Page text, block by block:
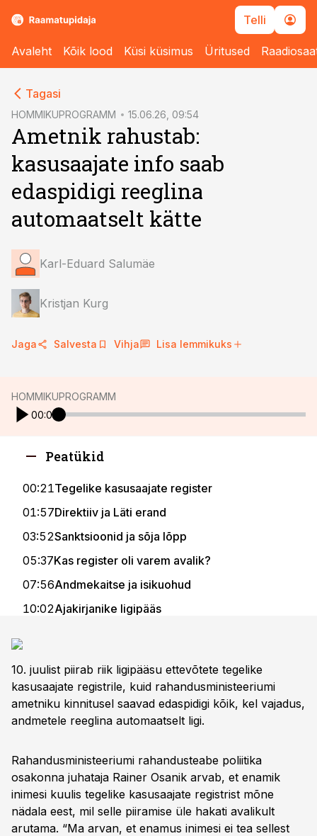
Telli
Avaleht Kõik lood Küsi küsimus Üritused
Tagasi
HOMMIKUPROGRAMM 15.06.26, 09:54
Ametnik rahustab:
kasusaajate info saab
edaspidigi reeglina
automaatselt kätte
Karl-Eduard Salumäe
Kristjan Kurg
Jaga Salvesta Vihja Lisa lemmikuks
HOMMIKUPROGRAMM
00:00
Peatükid
00:21Tegelike kasusaajate register
01:57Direktiiv ja Läti erand
03:52Sanktsioonid ja sõja lõpp
05:37Kas register oli varem avalik?
07:56Andmekaitse ja isikuohud
10:02Ajakirjanike ligipääs
10. juulist piirab riik ligipääsu ettevõtete tegelike
kasusaajate registrile, kuid rahandusministeeriumi
ametniku kinnitusel saavad edaspidigi kõik, kel vajadus,
andmetele reeglina automaatselt ligi.
Rahandusministeeriumi rahandusteabe poliitika
osakonna juhataja Rainer Osanik arvab, et enamik
inimesi kuulis tegelike kasusaajate registrist mõne
nädala eest, mil selle piiramise üle hakati avalikult
arutama. “Ma arvan, et enamus inimesi ei tea sellest